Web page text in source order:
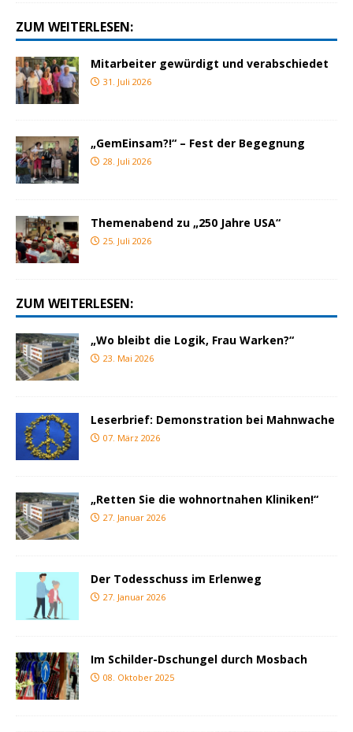
ZUM WEITERLESEN:
Mitarbeiter gewürdigt und verabschiedet
31. Juli 2026
„GemEinsam?!“ – Fest der Begegnung
28. Juli 2026
Themenabend zu „250 Jahre USA“
25. Juli 2026
ZUM WEITERLESEN:
„Wo bleibt die Logik, Frau Warken?“
23. Mai 2026
Leserbrief: Demonstration bei Mahnwache
07. März 2026
„Retten Sie die wohnortnahen Kliniken!“
27. Januar 2026
Der Todesschuss im Erlenweg
27. Januar 2026
Im Schilder-Dschungel durch Mosbach
08. Oktober 2025